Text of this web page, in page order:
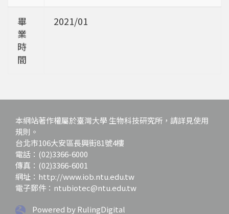
畢
業
時
間
2021/01
本網站著作權屬於臺灣大學 生物科技研究所，請詳見使用
規則。
台北市106大安區長興街81號4樓
電話：(02)3366-6000
傳真：(02)3366-6001
網址：http://www.iob.ntu.edu.tw
電子郵件：ntubiotec@ntu.edu.tw
Powered by RulingDigital